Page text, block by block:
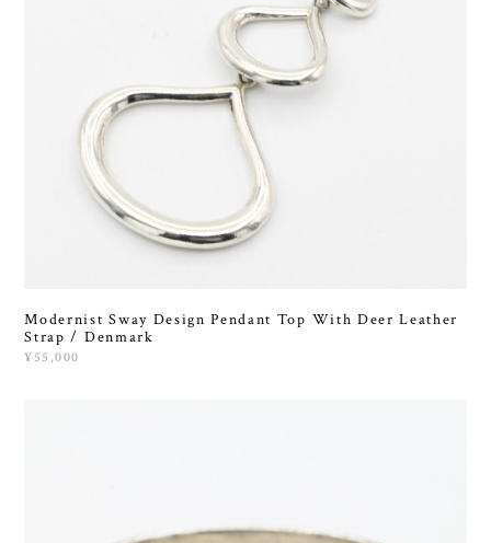
Modernist Sway Design Pendant Top With Deer Leather
Strap / Denmark
¥55,000